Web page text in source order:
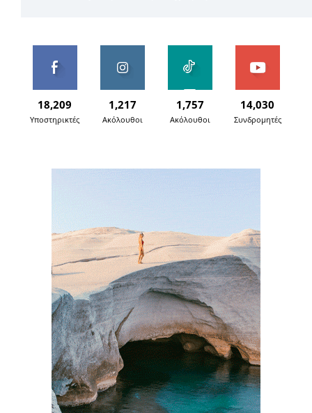
18,209
Υποστηρικτές
1,217
Ακόλουθοι
1,757
Ακόλουθοι
14,030
Συνδρομητές